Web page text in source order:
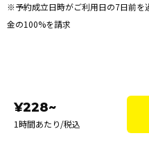
※予約成立日時がご利用日の7日前を
金の100%を請求
¥228~
1時間あたり/税込